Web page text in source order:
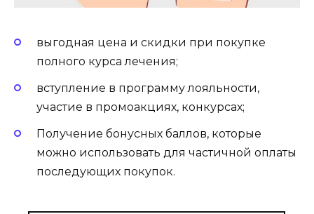
выгодная цена и скидки при покупке
полного курса лечения;
вступление в программу лояльности,
участие в промоакциях, конкурсах;
Получение бонусных баллов, которые
можно использовать для частичной оплаты
последующих покупок.